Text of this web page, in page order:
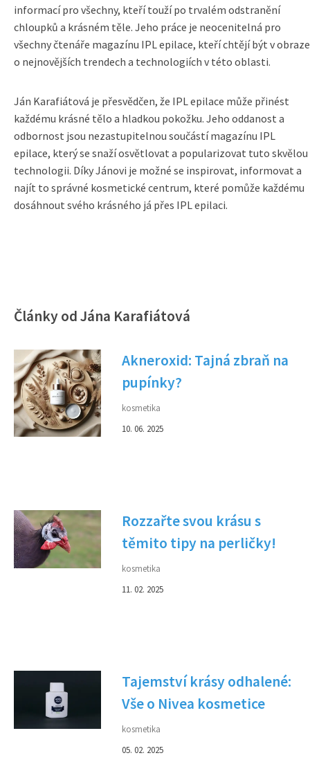
informací pro všechny, kteří touží po trvalém odstranění
chloupků a krásném těle. Jeho práce je neocenitelná pro
všechny čtenáře magazínu IPL epilace, kteří chtějí být v obraze
o nejnovějších trendech a technologiích v této oblasti.
Ján Karafiátová je přesvědčen, že IPL epilace může přinést
každému krásné tělo a hladkou pokožku. Jeho oddanost a
odbornost jsou nezastupitelnou součástí magazínu IPL
epilace, který se snaží osvětlovat a popularizovat tuto skvělou
technologii. Díky Jánovi je možné se inspirovat, informovat a
najít to správné kosmetické centrum, které pomůže každému
dosáhnout svého krásného já přes IPL epilaci.
Články od Jána Karafiátová
Akneroxid: Tajná zbraň na
pupínky?
kosmetika
10. 06. 2025
Rozzařte svou krásu s
těmito tipy na perličky!
kosmetika
11. 02. 2025
Tajemství krásy odhalené:
Vše o Nivea kosmetice
kosmetika
05. 02. 2025